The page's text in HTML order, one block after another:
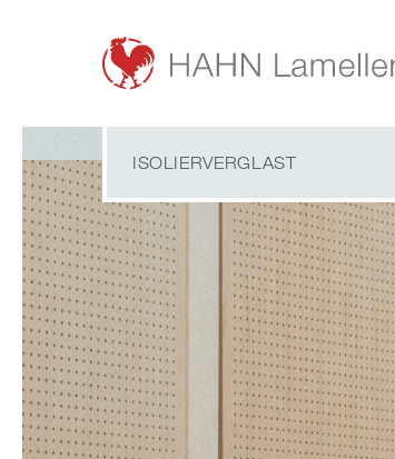
ISOLIERVERGLAST